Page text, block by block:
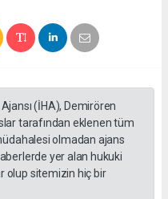
(İHA), Demirören
tarafından eklenen tüm
olmadan ajans
yer alan hukuki
olup sitemizin hiç bir